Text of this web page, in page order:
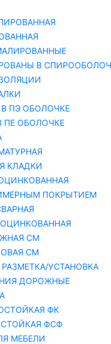
В
ПЭ ОБОЛОЧКЕ
ПЕ ОБОЛОЧКЕ
КЛАДКИ
ПОКРЫТИЕМ
СМ
СМ
УСТАНОВКА
ДОРОЖНЫЕ
ФК
ФСФ
МЕБЕЛИ